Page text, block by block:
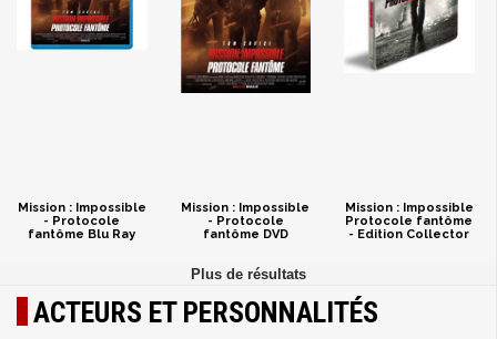
Mission : Impossible
- Protocole
fantôme Blu Ray
Mission : Impossible
- Protocole
fantôme DVD
Mission : Impossible
Protocole fantôme
- Edition Collector
ACTEURS ET PERSONNALITÉS